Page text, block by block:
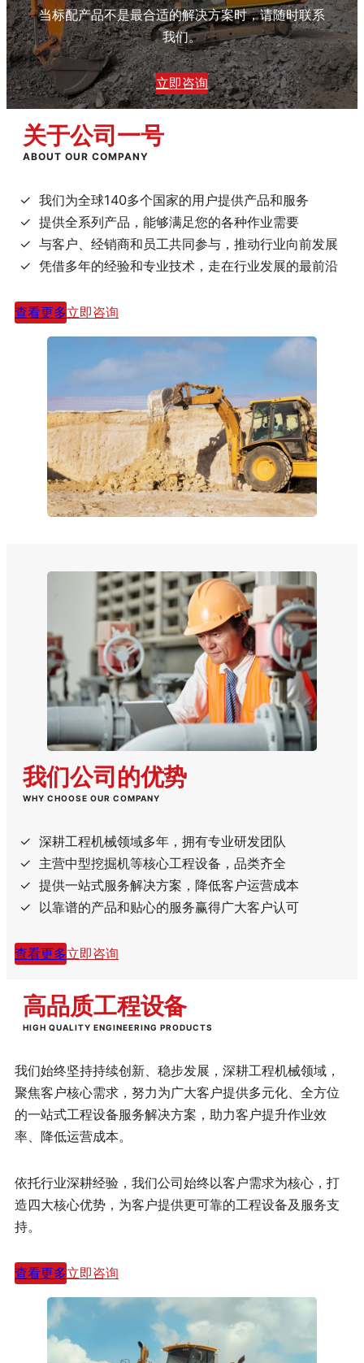
当标配产品不是最合适的解决方案时，请随时联系
我们。
立即咨询
关于公司一号
ABOUT OUR COMPANY
我们为全球140多个国家的用户提供产品和服务
提供全系列产品，能够满足您的各种作业需要
与客户、经销商和员工共同参与，推动行业向前发展
凭借多年的经验和专业技术，走在行业发展的最前沿
查看更多立即咨询
我们公司的优势
WHY CHOOSE OUR COMPANY
深耕工程机械领域多年，拥有专业研发团队
主营中型挖掘机等核心工程设备，品类齐全
提供一站式服务解决方案，降低客户运营成本
以靠谱的产品和贴心的服务赢得广大客户认可
查看更多立即咨询
高品质工程设备
HIGH QUALITY ENGINEERING PRODUCTS
我们始终坚持持续创新、稳步发展，深耕工程机械领域，
聚焦客户核心需求，努力为广大客户提供多元化、全方位
的一站式工程设备服务解决方案，助力客户提升作业效
率、降低运营成本。
依托行业深耕经验，我们公司始终以客户需求为核心，打
造四大核心优势，为客户提供更可靠的工程设备及服务支
持。
查看更多立即咨询